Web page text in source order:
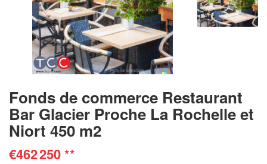
Fonds de commerce Restaurant
Bar Glacier Proche La Rochelle et
Niort 450 m2
€462 250**